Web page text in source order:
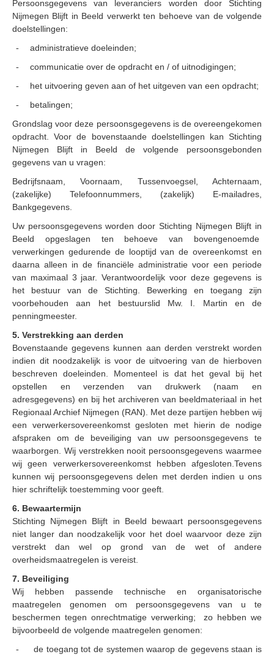
Persoonsgegevens van leveranciers worden door Stichting
Nijmegen Blijft in Beeld verwerkt ten behoeve van de volgende
doelstellingen:
- administratieve doeleinden;
- communicatie over de opdracht en / of uitnodigingen;
- het uitvoering geven aan of het uitgeven van een opdracht;
-
betalingen;
Grondslag voor deze persoonsgegevens is de overeengekomen
opdracht. Voor de bovenstaande doelstellingen kan Stichting
Nijmegen Blijft in Beeld de volgende persoonsgebonden
gegevens van u vragen:
Bedrijfsnaam, Voornaam, Tussenvoegsel, Achternaam,
(zakelijke) Telefoonnummers, (zakelijk) E-mailadres,
Bankgegevens.
Uw persoonsgegevens worden door Stichting Nijmegen Blijft in
Beeld opgeslagen ten behoeve van bovengenoemde
verwerkingen gedurende de looptijd van de overeenkomst en
daarna alleen in de financiële administratie voor een periode
van maximaal 3 jaar. Verantwoordelijk voor deze gegevens is
het bestuur van de Stichting. Bewerking en toegang zijn
voorbehouden aan het bestuurslid Mw. I. Martin en de
penningmeester.
5. Verstrekking aan derden
Bovenstaande gegevens kunnen aan derden verstrekt worden
indien dit noodzakelijk is voor de uitvoering van de hierboven
beschreven doeleinden. Momenteel is dat het geval bij het
opstellen en verzenden van drukwerk (naam en
adresgegevens) en bij het archiveren van beeldmateriaal in het
Regionaal Archief Nijmegen (RAN). Met deze partijen hebben wij
een verwerkersovereenkomst gesloten met hierin de nodige
afspraken om de beveiliging van uw persoonsgegevens te
waarborgen. Wij verstrekken nooit persoonsgegevens waarmee
wij geen verwerkersovereenkomst hebben afgesloten. Tevens
kunnen wij persoonsgegevens delen met derden indien u ons
hier schriftelijk toestemming voor geeft.
6. Bewaartermijn
Stichting Nijmegen Blijft in Beeld bewaart persoonsgegevens
niet langer dan noodzakelijk voor het doel waarvoor deze zijn
verstrekt dan wel op grond van de wet of andere
overheidsmaatregelen is vereist.
7. Beveiliging
Wij hebben passende technische en organisatorische
maatregelen genomen om persoonsgegevens van u te
beschermen tegen onrechtmatige verwerking;
zo hebben we
bijvoorbeeld de volgende maatregelen genomen:
-
de toegang tot de systemen waarop de gegevens staan ​​is